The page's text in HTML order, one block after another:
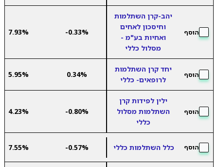
הוסף
יהב-קרן השתלמות
וחיסכון לאחים
ואחיות בע"מ -
מסלול כללי
-0.33%
7.93%
הוסף
יחד קרן השתלמות
לרופאים- כללי
0.34%
5.95%
הוסף
ילין לפידות קרן
השתלמות מסלול
כללי
-0.80%
4.23%
הוסף כלל השתלמות כללי -0.57%
7.55%